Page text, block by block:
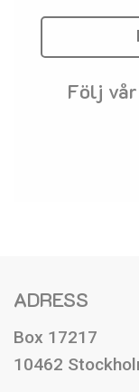
Följ vår
ADRESS
Box 17217
10462